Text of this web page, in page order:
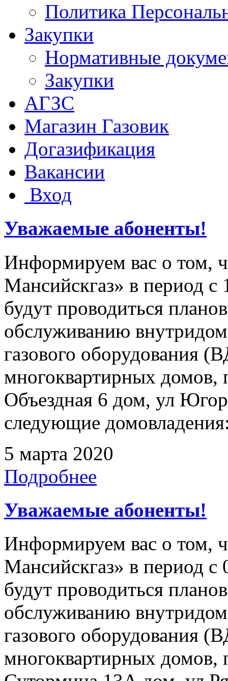
Политика
Закупки
Нормативные
Закупки
АГЗС
Магазин Газовик
Догазификация
Вакансии
Вход
Уважаемые абоненты!
Информируем вас о том,
Мансийскгаз» в период с
будут проводиться
обслуживанию
газового
многоквартирных
Объездная 6 дом, ул
следующие
5 марта 2020
Подробнее
Уважаемые абоненты!
Информируем вас о том,
Мансийскгаз» в период с
будут проводиться
обслуживанию
газового
многоквартирных